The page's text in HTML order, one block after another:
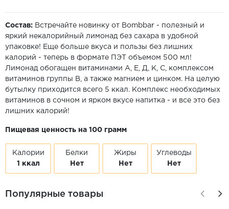
Состав: Встречайте новинку от Bombbar - полезный и
яркий некалорийный лимонад без сахара в удобной
упаковке! Еще больше вкуса и пользы без лишних
калорий - теперь в формате ПЭТ объемом 500 мл!
Лимонад обогащен витаминами А, Е, Д, К, С, комплексом
витаминов группы В, а также магнием и цинком. На целую
бутылку приходится всего 5 ккал. Комплекс необходимых
витаминов в сочном и ярком вкусе напитка - и все это без
лишних калорий!
Пищевая ценность на 100 грамм
Калории
1 ккал
Белки
Нет
Жиры
Нет
Углеводы
Нет
Популярные товары